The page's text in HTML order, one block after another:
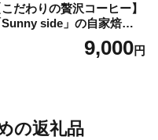
こだわりの贅沢コーヒー】
Sunny side」の自家焙煎珈
ブレンド珈琲飲み比べセッ
9,000円
の返礼品